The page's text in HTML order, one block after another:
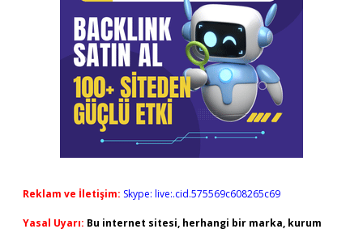
Reklam ve İletişim: Skype: live:.cid.575569c608265c69
Yasal Uyarı: Bu internet sitesi, herhangi bir marka, kurum